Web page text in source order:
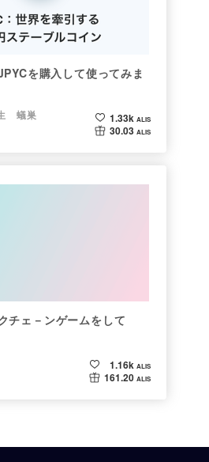
を購入して使ってみま
蟻巣
1.33k ALIS
30.03 ALIS
チェ－ンゲームをして
1.16k ALIS
161.20 ALIS